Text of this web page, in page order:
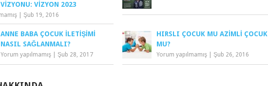
VIZYONU: VIZYON 2023
Şub 19, 2016
ANNE BABA ÇOCUK İLETIŞIMI
NASIL SAĞLANMALI?
Yorum yapılmamış Şub 28, 2017
HIRSLI ÇOCUK MU AZIMLI ÇOCUK
MU?
Yorum yapılmamış Şub 26, 2016